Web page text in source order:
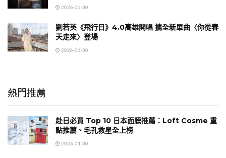
2026-06-30
劉若英《飛行日》4.0高雄開唱 攜全新單曲〈你從春
天走來〉登場
2026-06-30
熱門推薦
赴日必買 Top 10 日本面膜推薦：Loft Cosme 重
點推薦、毛孔救星全上榜
2026-01-30